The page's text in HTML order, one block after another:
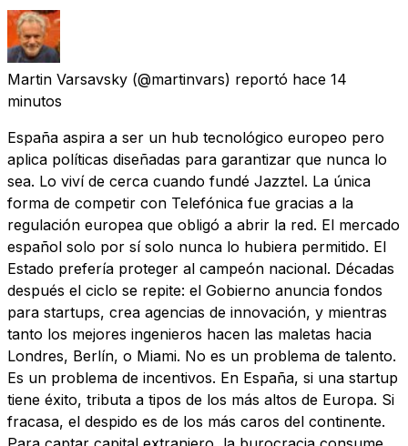
Martin Varsavsky (@martinvars) reportó hace 14
minutos
España aspira a ser un hub tecnológico europeo pero
aplica políticas diseñadas para garantizar que nunca lo
sea. Lo viví de cerca cuando fundé Jazztel. La única
forma de competir con Telefónica fue gracias a la
regulación europea que obligó a abrir la red. El mercado
español solo por sí solo nunca lo hubiera permitido. El
Estado prefería proteger al campeón nacional. Décadas
después el ciclo se repite: el Gobierno anuncia fondos
para startups, crea agencias de innovación, y mientras
tanto los mejores ingenieros hacen las maletas hacia
Londres, Berlín, o Miami. No es un problema de talento.
Es un problema de incentivos. En España, si una startup
tiene éxito, tributa a tipos de los más altos de Europa. Si
fracasa, el despido es de los más caros del continente.